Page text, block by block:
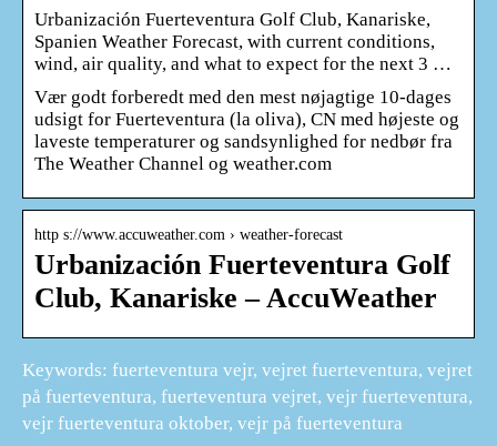
Urbanización Fuerteventura Golf Club, Kanariske,
Spanien Weather Forecast, with current conditions,
wind, air quality, and what to expect for the next 3 …
Vær godt forberedt med den mest nøjagtige 10-dages
udsigt for Fuerteventura (la oliva), CN med højeste og
laveste temperaturer og sandsynlighed for nedbør fra
The Weather Channel og weather.com
http s://www.accuweather.com › weather-forecast
Urbanización Fuerteventura Golf
Club, Kanariske – AccuWeather
Keywords: fuerteventura vejr, vejret fuerteventura, vejret
på fuerteventura, fuerteventura vejret, vejr fuerteventura,
vejr fuerteventura oktober, vejr på fuerteventura